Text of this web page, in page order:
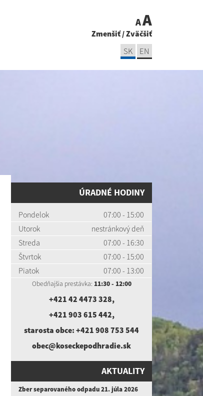
AA
Zmenšiť/Zväčšiť
SK EN
ÚRADNÉ HODINY
Pondelok
07:00 - 15:00
Utorok
nestránkový deň
Streda
07:00 - 16:30
Štvrtok
07:00 - 15:00
Piatok
07:00 - 13:00
Obedňajšia prestávka: 11:30 - 12:00
+421 42 4473 328,
+421 903 615 442,
starosta obce:+421 908 753 544
obec@koseckepodhradie.sk
AKTUALITY
Zber separovaného odpadu 21. júla 2026